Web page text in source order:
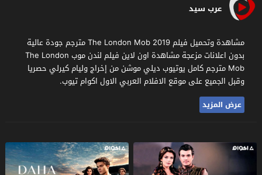
عرب سيد
مشاهدة وتحميل فيلم The London Mob 2019 مترجم جودة عالية
بدون اعلانات مزعجة مشاهدة اون لاين فيلم لندن موب The London
Mob مترجم كامل يوتيوب ديلي موشن من إخراج وليام كيرلي حصريا
وقبل الجميع على موقع الافلام العربي الاول اكوام تيوب.
عرض المزيد